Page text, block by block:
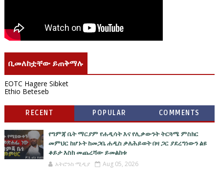
ቢመለከቷቸው ይጠቅማሉ
EOTC Hagere Sibket
Ethio Beteseb
RECENT POPULAR COMMENTS
የግምጃ ቤት ማርያም የሐዲሳት እና የሊቃውንት ትርጓሜ ምስክር
መምህር ከሆኑት ከመጋቤ ሐዲስ ቃለሕይወት በዛ ጋር ያደረግነውን ልዩ
ቆይታ እስከ መጨረሻው ይመልከቱ
አትሮንስ ሚዲያ Aug 05, 2026